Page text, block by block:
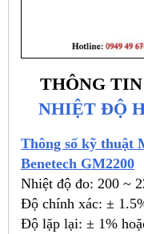
THÔNG
NHIỆT ĐỘ
Thông số kỹ thuật
Benetech GM2200
Nhiệt độ đo: 200 ~
Độ chính xác: ±
Độ lặp lại: ± 1%